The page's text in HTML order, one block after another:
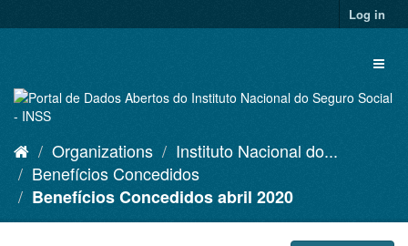
to
Log in
Organizations
Instituto Nacional do...
Benefícios Concedidos
Benefícios Concedidos abril 2020